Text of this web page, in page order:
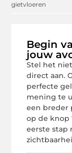
gietvloeren
Begin
jouw
Stel het
direct aan.
perfecte
mening te
een breder
op de knop
eerste stap